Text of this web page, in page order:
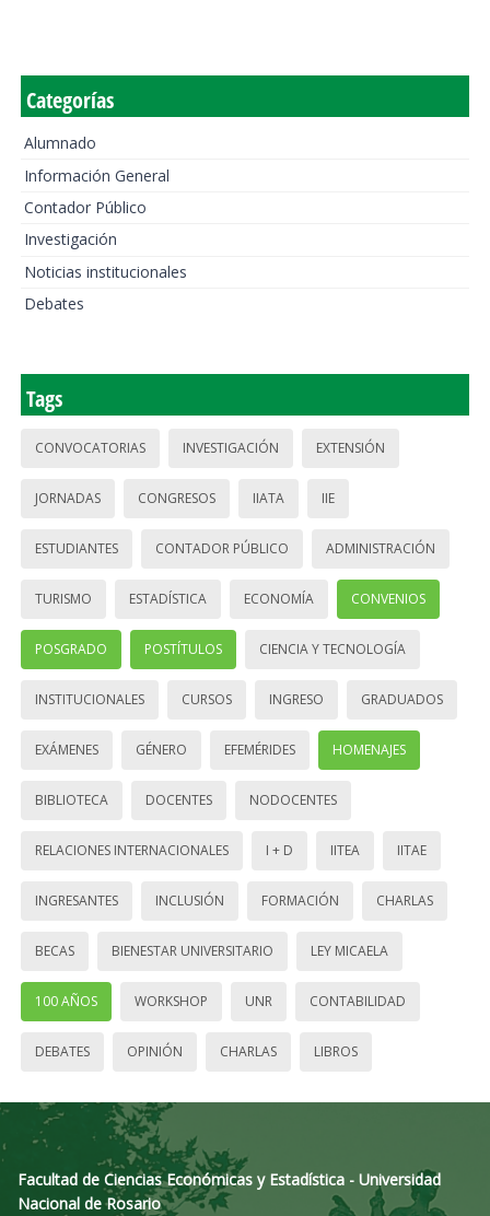
Categorías
Alumnado
Información General
Contador Público
Investigación
Noticias institucionales
Debates
Tags
CONVOCATORIAS INVESTIGACIÓN EXTENSIÓN
JORNADAS CONGRESOS IIATA IIE
ESTUDIANTES CONTADOR PÚBLICO ADMINISTRACIÓN
TURISMO ESTADÍSTICA ECONOMÍA CONVENIOS
POSGRADO POSTÍTULOS CIENCIA Y TECNOLOGÍA
INSTITUCIONALES CURSOS INGRESO GRADUADOS
EXÁMENES GÉNERO EFEMÉRIDES HOMENAJES
BIBLIOTECA DOCENTES NODOCENTES
RELACIONES INTERNACIONALES I + D IITEA IITAE
INGRESANTES INCLUSIÓN FORMACIÓN CHARLAS
BECAS BIENESTAR UNIVERSITARIO LEY MICAELA
100 AÑOS WORKSHOP UNR CONTABILIDAD
DEBATES OPINIÓN CHARLAS LIBROS
Facultad de Ciencias Económicas y Estadística - Universidad
Nacional de Rosario